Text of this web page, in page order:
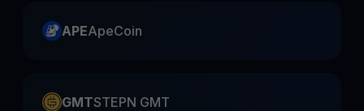
APEApeCoin
GMTSTEPN GMT